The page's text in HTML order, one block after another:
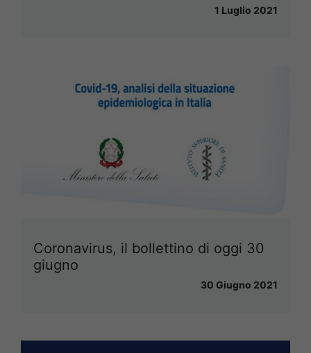
1 Luglio 2021
Coronavirus, il bollettino di oggi 30
giugno
30 Giugno 2021